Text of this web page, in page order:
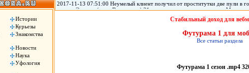
Истории
Курьезы
Знакомства
Новости
Наука
Уфология
2017-11-13 07:51:00 Неумелый клиент получил от проститутки две пули в
городе Эверетт (штат Вашингтон) 21-летняя проститутка по имени
голову из-за того, что ей не понравился оральный секс с ним. Мужчину
Пули застряли у него в голове, он не может говорить.Стабильный доход для
Футурама 1 для
Все статьи раздела
Футурама 1 сезон .mp4